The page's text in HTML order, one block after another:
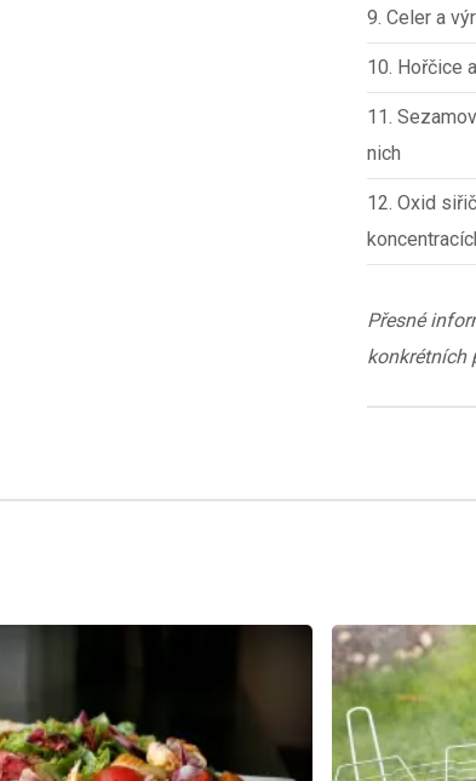
9. Celer a
10. Hořčice
11.
nich
12. Oxid
Přesné
konkrétních